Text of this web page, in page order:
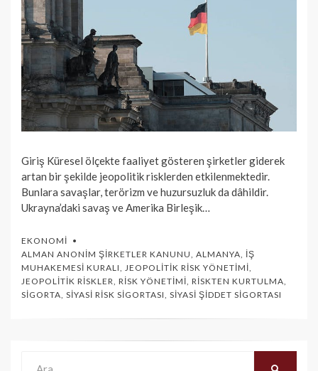
Giriş Küresel ölçekte faaliyet gösteren şirketler giderek
artan bir şekilde jeopolitik risklerden etkilenmektedir.
Bunlara savaşlar, terörizm ve huzursuzluk da dâhildir.
Ukrayna’daki savaş ve Amerika Birleşik…
EKONOMI
ALMAN ANONIM ŞIRKETLER KANUNU, ALMANYA, İŞ
MUHAKEMESI KURALI, JEOPOLITIK RISK YÖNETIMI,
JEOPOLITIK RISKLER, RISK YÖNETIMI, RISKTEN KURTULMA,
SIGORTA, SIYASI RISK SIGORTASI, SIYASI ŞIDDET SIGORTASI